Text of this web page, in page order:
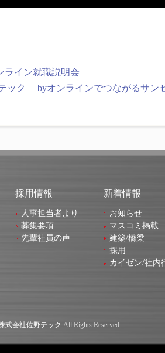
ライン就職説明会
ック byオンラインでつながるサン
採用情報
人事担当者より
募集要項
先輩社員の声
新着情報
お知らせ
マスコミ掲載
建築/橋梁
採用
カイゼン/社内
式会社佐野テック All Rights Reserved.